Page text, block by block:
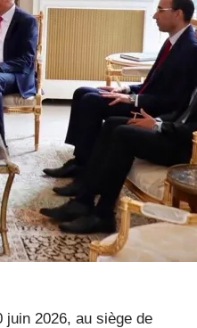
juin 2026, au siège de